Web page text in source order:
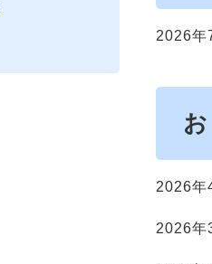
2026年
2026年
2026年